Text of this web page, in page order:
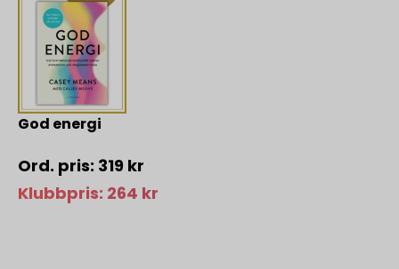
God energi
319 kr
Klubbpris: 264 kr